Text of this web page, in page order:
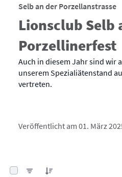
Selb an der Porzellanstrasse
Lionsclub Selb
Porzellinerfest
Auch in diesem Jahr sind wir
unserem Spezialiätenstand
vertreten.
Veröffentlicht am 01. März
0 von 9 Elemente ausgewählt